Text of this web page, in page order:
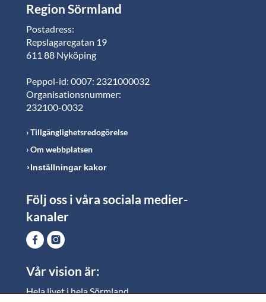
Region Sörmland
Postadress:
Repslagaregatan 19
611 88 Nyköping
Peppol-id: 0007: 2321000032
Organisationsnummer:
232100-0032
Tillgänglighetsredogörelse
Om webbplatsen
Inställningar kakor
Följ oss i våra sociala medier-
kanaler
Vår vision är:
Hela livet i hela Sörmland.